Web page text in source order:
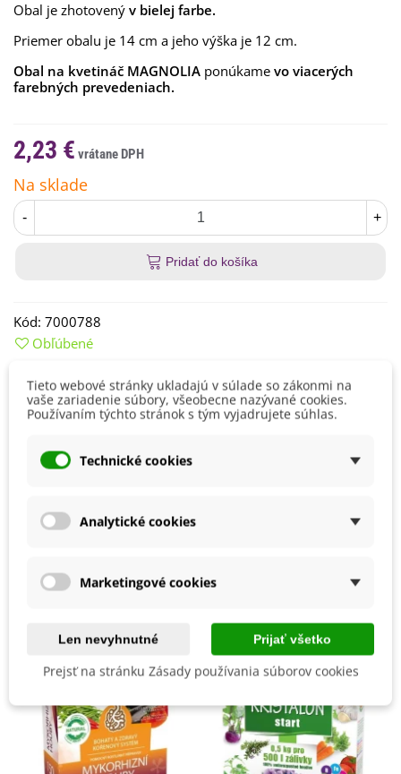
Obal je zhotovený v bielej farbe.
Priemer obalu je 14 cm a jeho výška je 12 cm.
Obal na kvetináč MAGNOLIA ponúkame vo viacerých
farebných prevedeniach.
2,23 €
Na sklade
- +
Pridať do košíka
Kód: 7000788
Obľúbené
Detaily produktu
Materiál
ean135900119057313
Mohli byste ešte potrebovať
Tieto webové stránky ukladajú v súlade so zákonmi na
vaše zariadenie súbory, všeobecne nazývané cookies.
Používaním týchto stránok s tým vyjadrujete súhlas.
Technické cookies
Analytické cookies
Marketingové cookies
Len nevyhnutné Prijať všetko
Prejsť na stránku Zásady používania súborov cookies